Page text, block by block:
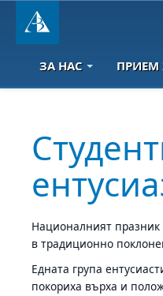
ЗА НАС ПРИЕМ
Националният празник
в традиционно
Едната група
покориха върха и